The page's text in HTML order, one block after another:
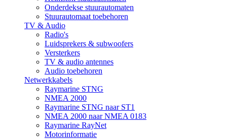
Onderdekse stuurautomaten
Stuurautomaat toebehoren
TV & Audio
Radio's
Luidsprekers & subwoofers
Versterkers
TV & audio antennes
Audio toebehoren
Netwerkkabels
Raymarine STNG
NMEA 2000
Raymarine STNG naar ST1
NMEA 2000 naar NMEA 0183
Raymarine RayNet
Motorinformatie